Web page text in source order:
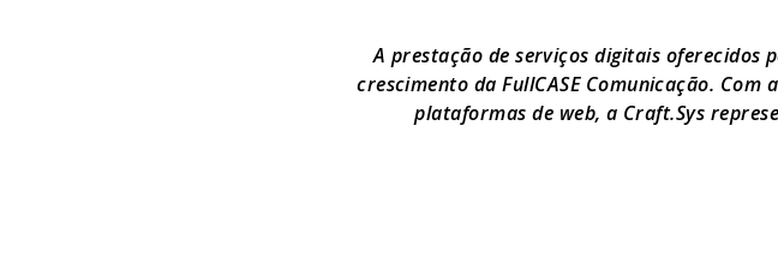
A prestação de serviços digitais oferecidos
crescimento da FullCASE Comunicação.
plataformas de web, a Craft.Sys